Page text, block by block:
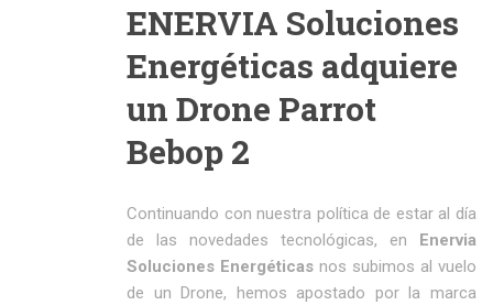
ENERVIA Soluciones
Energéticas adquiere
un Drone Parrot
Bebop 2
Continuando con nuestra política de estar al día
de las novedades tecnológicas, en Enervia
Soluciones Energéticas nos subimos al vuelo
de un Drone, hemos apostado por la marca